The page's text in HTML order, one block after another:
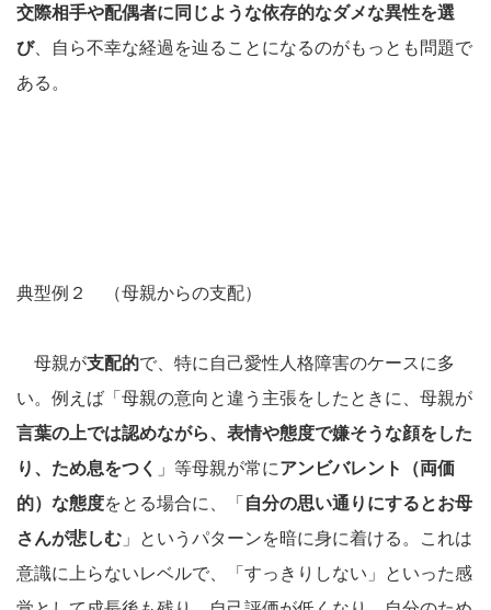
交際相手や配偶者に同じような依存的なダメな異性を選
び、自ら不幸な経過を辿ることになるのがもっとも問題で
ある。
典型例２ （母親からの支配）
母親が支配的で、特に自己愛性人格障害のケースに多
い。例えば「母親の意向と違う主張をしたときに、母親が
言葉の上では認めながら、表情や態度で嫌そうな顔をした
り、ため息をつく
」等母親が常にアンビバレント（両価
的）な態度をとる場合に、「 自分の思い通りにするとお母
さんが悲しむ 」というパターンを暗に身に着ける。これは
意識に上らないレベルで、「すっきりしない」といった感